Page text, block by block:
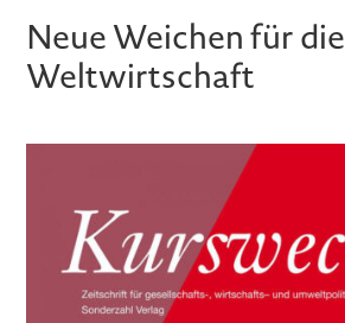
Neue Weichen für die
Weltwirtschaft